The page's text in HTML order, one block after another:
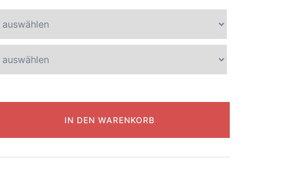
IN DEN WARENKORB